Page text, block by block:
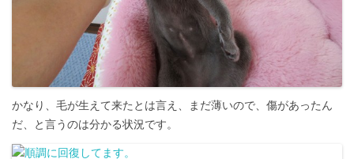
かなり、毛が生えて来たとは言え、まだ薄いので、傷があったん
だ、と言うのは分かる状況です。